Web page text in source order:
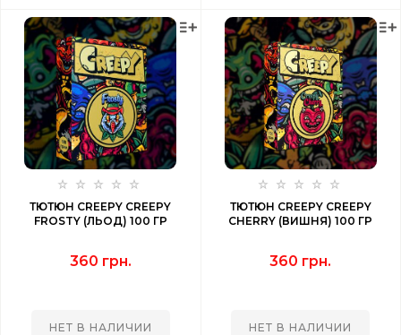
ТЮТЮН CREEPY CREEPY
FROSTY (ЛЬОД) 100 ГР
360 грн.
НЕТ В НАЛИЧИИ
ТЮТЮН CREEPY CREEPY
CHERRY (ВИШНЯ) 100 ГР
360 грн.
НЕТ В НАЛИЧИИ